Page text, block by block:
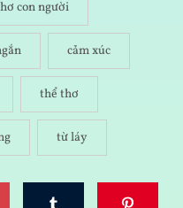
con người
cảm xúc
thể thơ
từ láy